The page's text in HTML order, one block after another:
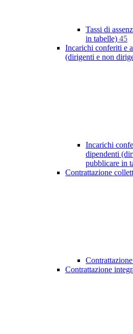
Tassi di
in tabelle) 45
Incarichi conferiti e
(dirigenti e non
Incarichi
dipendenti
pubblicare in
Contrattazione
Contrattazione